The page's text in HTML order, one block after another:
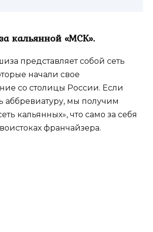
кальянной «МСК».
представляет собой сеть
начали свое
со столицы России. Если
аббревиатуру, мы получим
кальянных», что само за себя
франчайзера.